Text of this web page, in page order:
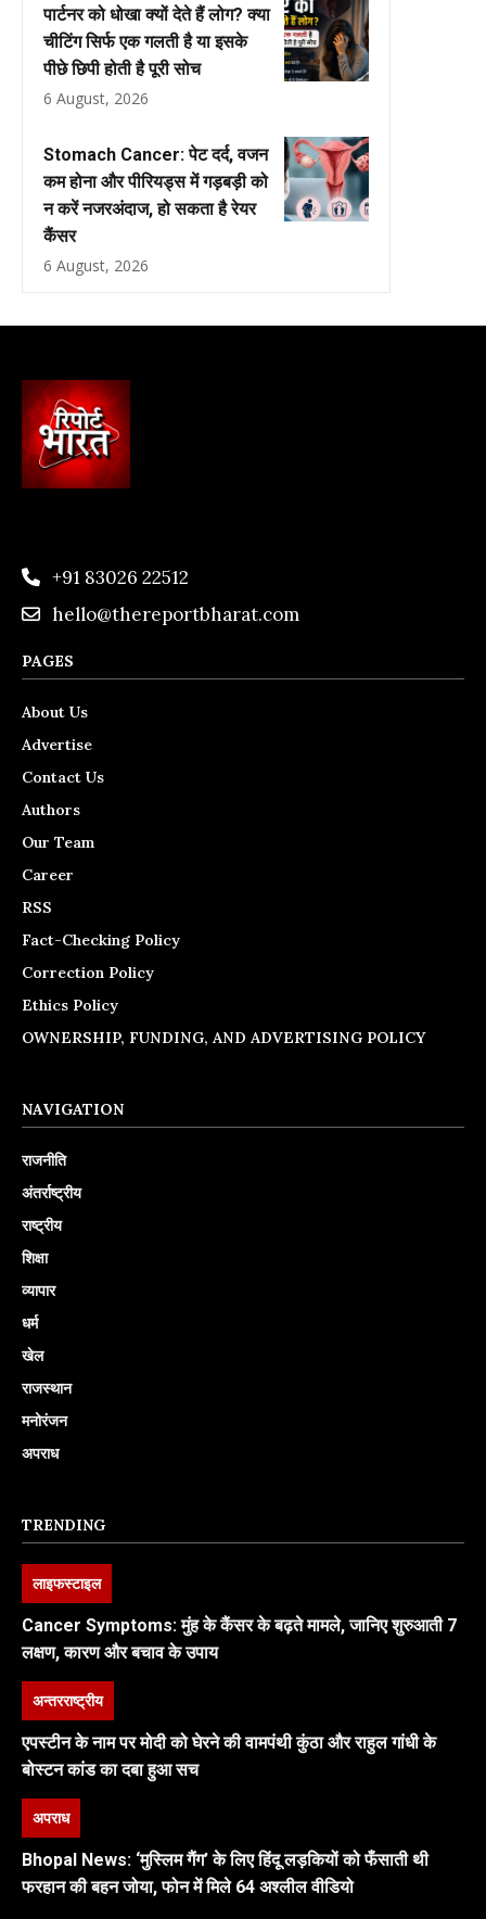
पार्टनर को धोखा क्यों देते हैं लोग? क्या
चीटिंग सिर्फ एक गलती है या इसके
पीछे छिपी होती है पूरी सोच
6 August, 2026
Stomach Cancer: पेट दर्द, वजन
कम होना और पीरियड्स में गड़बड़ी को
न करें नजरअंदाज, हो सकता है रेयर
कैंसर
6 August, 2026
+91 83026 22512
hello@thereportbharat.com
PAGES
About Us
Advertise
Contact Us
Authors
Our Team
Career
RSS
Fact-Checking Policy
Correction Policy
Ethics Policy
OWNERSHIP, FUNDING, AND ADVERTISING POLICY
NAVIGATION
राजनीति
अंतर्राष्ट्रीय
राष्ट्रीय
शिक्षा
व्यापार
धर्म
खेल
राजस्थान
मनोरंजन
अपराध
TRENDING
लाइफस्टाइल
Cancer Symptoms: मुंह के कैंसर के बढ़ते मामले, जानिए शुरुआती 7
लक्षण, कारण और बचाव के उपाय
अन्तरराष्ट्रीय
एपस्टीन के नाम पर मोदी को घेरने की वामपंथी कुंठा और राहुल गांधी के
बोस्टन कांड का दबा हुआ सच
अपराध
Bhopal News: ‘मुस्लिम गैंग’ के लिए हिंदू लड़कियों को फँसाती थी
फरहान की बहन जोया, फोन में मिले 64 अश्लील वीडियो